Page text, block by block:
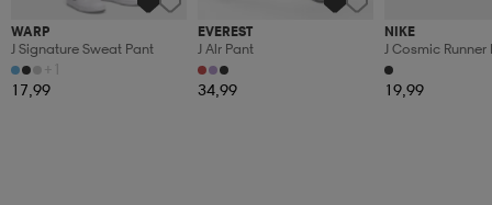
(154)
WARP
J Signature Sweat Pant
+1
(65)
EVEREST
J Alr Pant
(13)
NIKE
J Cosmic Runner